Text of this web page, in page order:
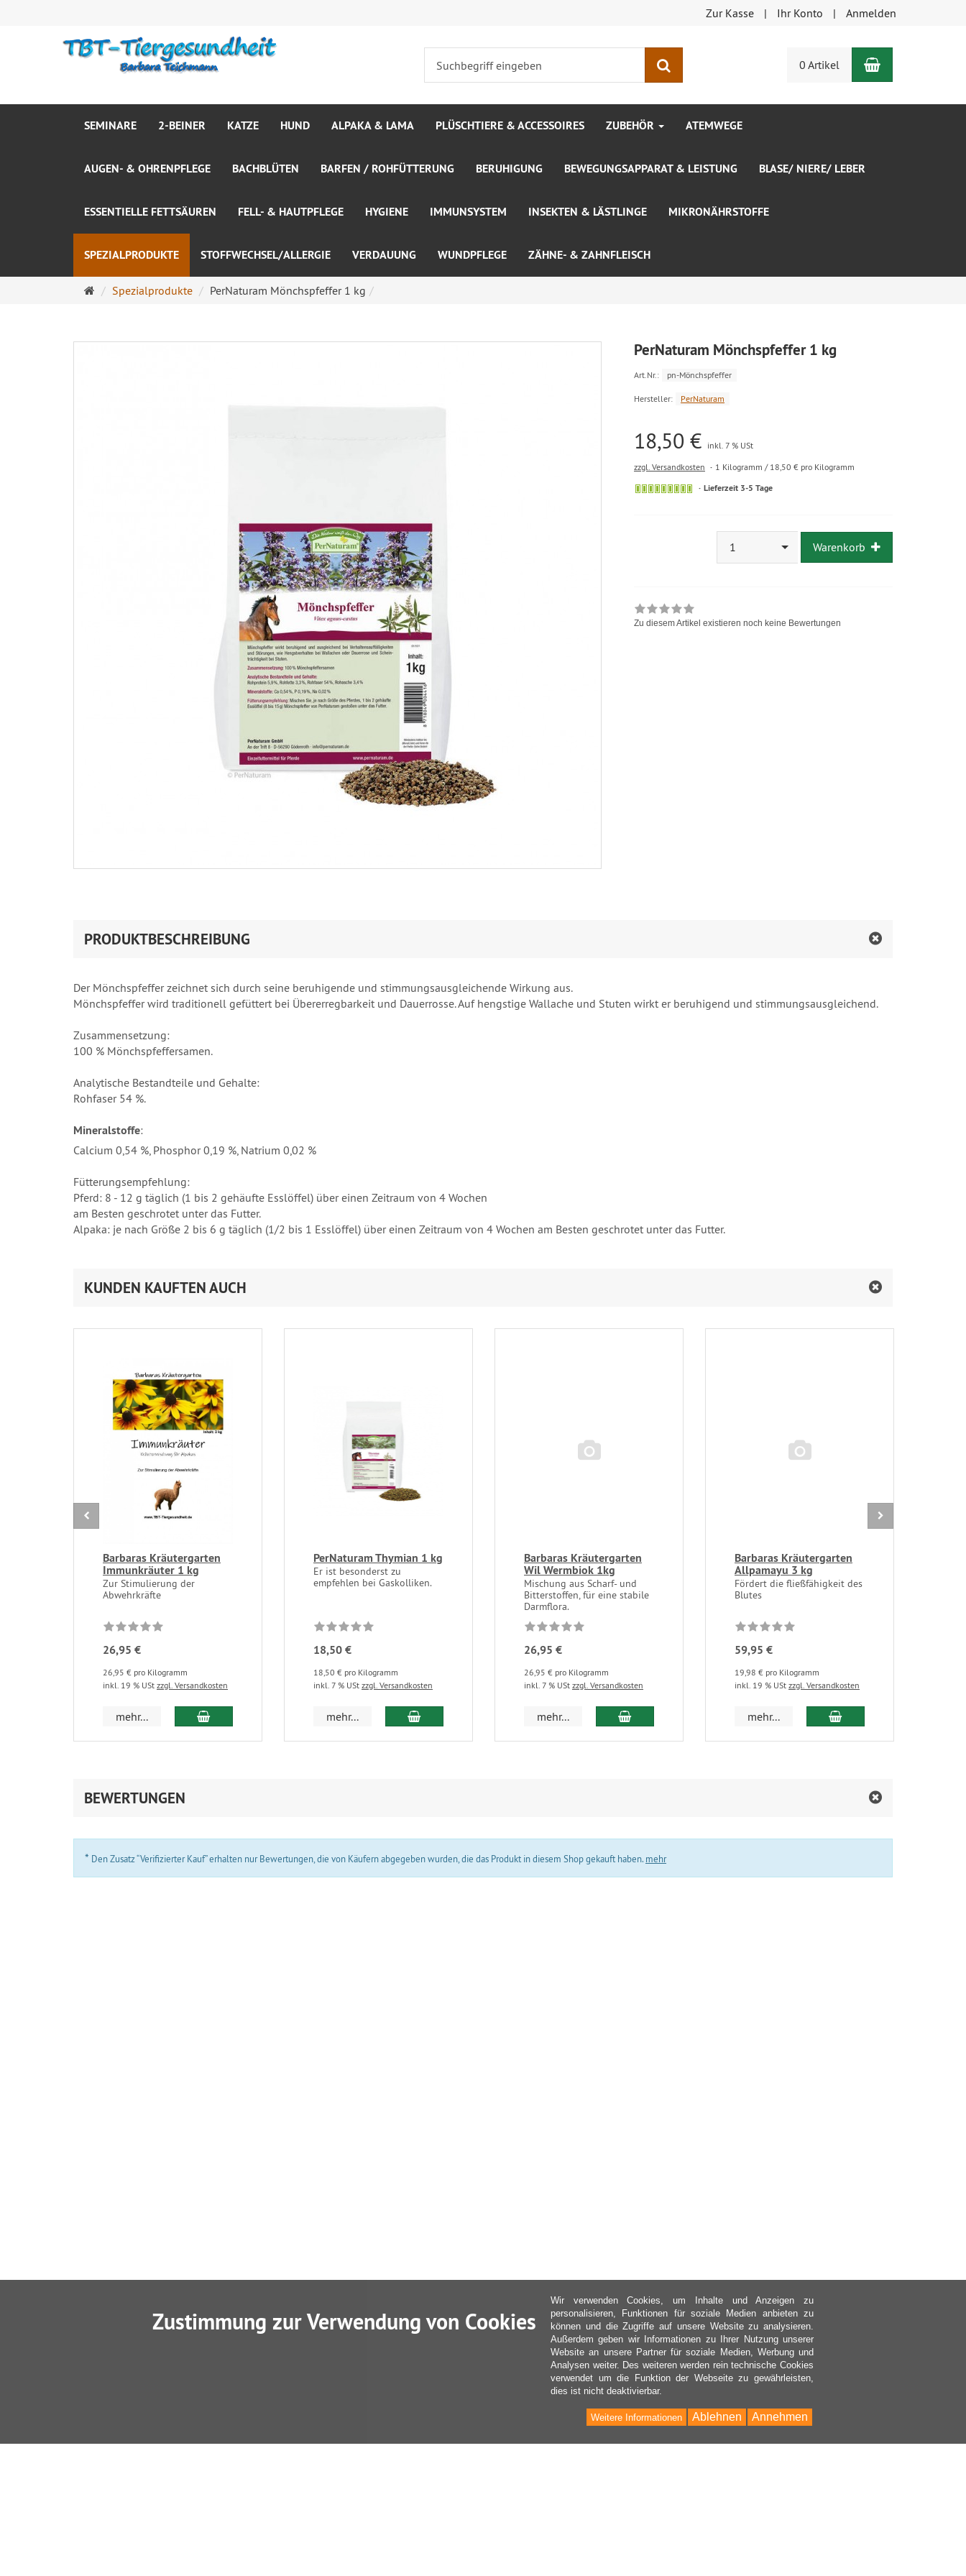
Zur Kasse Ihr Konto Anmelden
0 Artikel Warenkorb
SEMINARE 2-BEINER KATZE HUND ALPAKA & LAMA PLÜSCHTIERE & ACCESSOIRES ZUBEHÖR ATEMWEGE
AUGEN- & OHRENPFLEGE BACHBLÜTEN BARFEN / ROHFÜTTERUNG BERUHIGUNG BEWEGUNGSAPPARAT & LEISTUNG BLASE/ NIERE/ LEBER
ESSENTIELLE FETTSÄUREN FELL- & HAUTPFLEGE HYGIENE IMMUNSYSTEM INSEKTEN & LÄSTLINGE MIKRONÄHRSTOFFE
SPEZIALPRODUKTE STOFFWECHSEL/ALLERGIE VERDAUUNG WUNDPFLEGE ZÄHNE- & ZAHNFLEISCH
Startseite
Spezialprodukte PerNaturam Mönchspfeffer 1 kg
PerNaturam Mönchspfeffer 1 kg
Art.Nr.: pn-Mönchspfeffer
Hersteller: PerNaturam
18,50 € inkl. 7 % USt
zzgl. Versandkosten
1 Kilogramm / 18,50 € pro Kilogramm
Lieferzeit 3-5 Tage
1 Warenkorb
Zu diesem Artikel existieren noch keine Bewertungen
PRODUKTBESCHREIBUNG
Der Mönchspfeffer zeichnet sich durch seine beruhigende und stimmungsausgleichende Wirkung aus.
Mönchspfeffer wird traditionell gefüttert bei Übererregbarkeit und Dauerrosse. Auf hengstige Wallache und Stuten wirkt er beruhigend und stimmungsausgleichend.
Zusammensetzung:
100 % Mönchspfeffersamen.
Analytische Bestandteile und Gehalte:
Rohfaser 54 %.
Mineralstoffe:
Calcium 0,54 %, Phosphor 0,19 %, Natrium 0,02 %
Fütterungsempfehlung:
Pferd: 8 - 12 g täglich (1 bis 2 gehäufte Esslöffel) über einen Zeitraum von 4 Wochen
am Besten geschrotet unter das Futter.
Alpaka: je nach Größe 2 bis 6 g täglich (1/2 bis 1 Esslöffel) über einen Zeitraum von 4 Wochen am Besten geschrotet unter das Futter.
KUNDEN KAUFTEN AUCH
Barbaras Kräutergarten
Immunkräuter 1 kg
Zur Stimulierung der
Abwehrkräfte
26,95 €
26,95 € pro Kilogramm
inkl. 19 % USt zzgl. Versandkosten
mehr... In den Warenkorb
PerNaturam Thymian 1 kg
Er ist besonderst zu
empfehlen bei Gaskolliken.
18,50 €
18,50 € pro Kilogramm
inkl. 7 % USt zzgl. Versandkosten
mehr... In den Warenkorb
Barbaras Kräutergarten
Wil Wermbiok 1kg
Mischung aus Scharf- und
Bitterstoffen, für eine stabile
Darmflora.
26,95 €
26,95 € pro Kilogramm
inkl. 7 % USt zzgl. Versandkosten
mehr... In den Warenkorb
Barbaras Kräutergarten
Allpamayu 3 kg
Fördert die fließfähigkeit des
Blutes
59,95 €
19,98 € pro Kilogramm
inkl. 19 % USt zzgl. Versandkosten
mehr... In den Warenkorb
BEWERTUNGEN
* Den Zusatz “Verifizierter Kauf” erhalten nur Bewertungen, die von Käufern abgegeben wurden, die das Produkt in diesem Shop gekauft haben. mehr
Zustimmung zur Verwendung von Cookies
Wir verwenden Cookies, um Inhalte und Anzeigen zu
personalisieren, Funktionen für soziale Medien anbieten zu
können und die Zugriffe auf unsere Website zu analysieren.
Außerdem geben wir Informationen zu Ihrer Nutzung unserer
Website an unsere Partner für soziale Medien, Werbung und
Analysen weiter. Des weiteren werden rein technische Cookies
verwendet um die Funktion der Webseite zu gewährleisten,
dies ist nicht deaktivierbar.
Annehmen
Ablehnen
Weitere Informationen